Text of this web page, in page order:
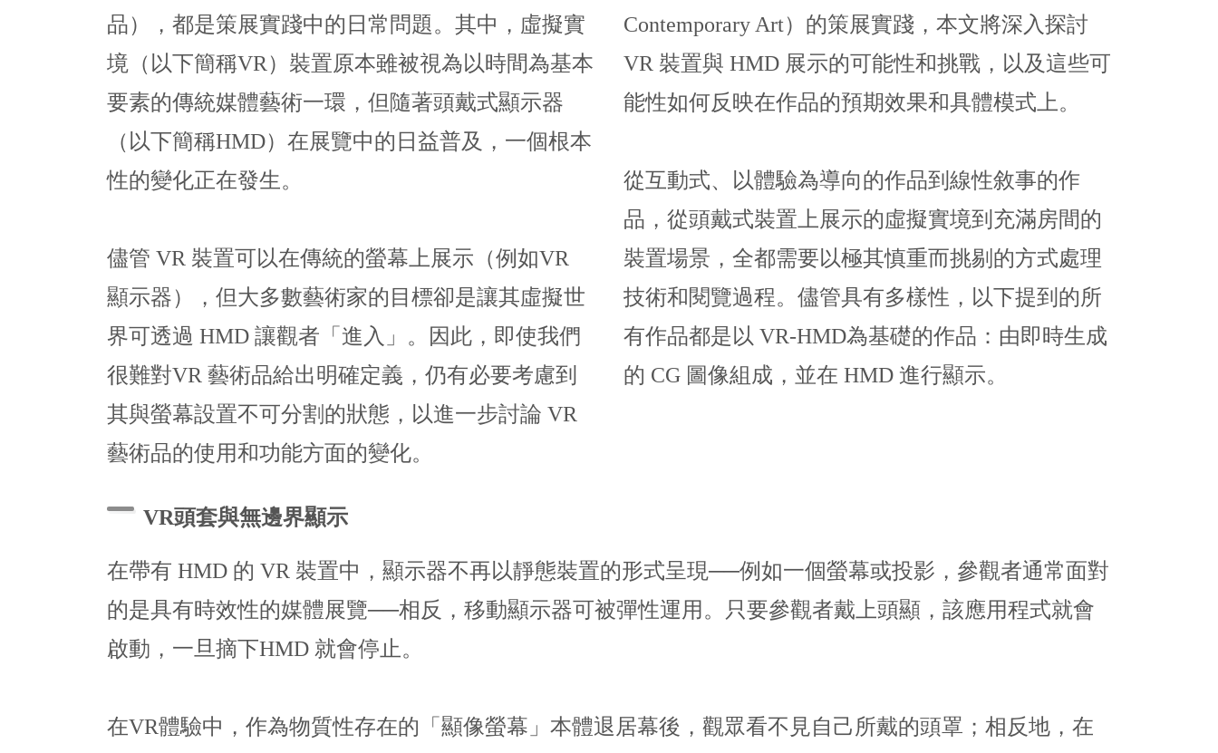
品），都是策展實踐中的日常問題。其中，虛擬實
境（以下簡稱VR）裝置原本雖被視為以時間為基本
要素的傳統媒體藝術一環，但隨著頭戴式顯示器
（以下簡稱HMD）在展覽中的日益普及，一個根本
性的變化正在發生。
儘管 VR 裝置可以在傳統的螢幕上展示（例如VR
顯示器），但大多數藝術家的目標卻是讓其虛擬世
界可透過 HMD 讓觀者「進入」。因此，即使我們
很難對VR 藝術品給出明確定義，仍有必要考慮到
其與螢幕設置不可分割的狀態，以進一步討論 VR
藝術品的使用和功能方面的變化。
Contemporary Art）的策展實踐，本文將深入探討
VR 裝置與 HMD 展示的可能性和挑戰，以及這些可
能性如何反映在作品的預期效果和具體模式上。
從互動式、以體驗為導向的作品到線性敘事的作
品，從頭戴式裝置上展示的虛擬實境到充滿房間的
裝置場景，全都需要以極其慎重而挑剔的方式處理
技術和閱覽過程。儘管具有多樣性，以下提到的所
有作品都是以 VR-HMD為基礎的作品：由即時生成
的 CG 圖像組成，並在 HMD 進行顯示。
VR頭套與無邊界顯示
在帶有 HMD 的 VR 裝置中，顯示器不再以靜態裝置的形式呈現──例如一個螢幕或投影，參觀者通常面對
的是具有時效性的媒體展覽──相反，移動顯示器可被彈性運用。只要參觀者戴上頭顯，該應用程式就會
啟動，一旦摘下HMD 就會停止。
在VR體驗中，作為物質性存在的「顯像螢幕」本體退居幕後，觀眾看不見自己所戴的頭罩；相反地，在